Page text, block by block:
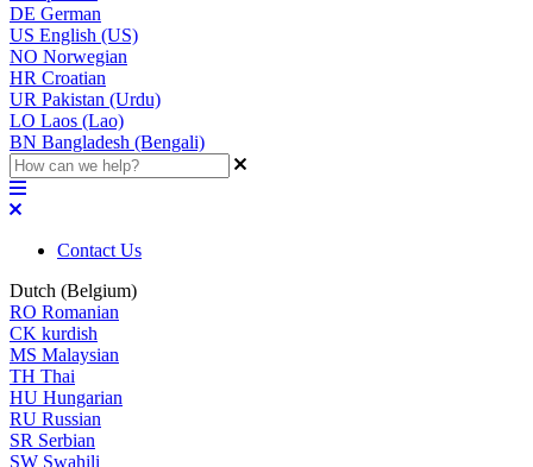
DE German
US English (US)
NO Norwegian
HR Croatian
UR Pakistan (Urdu)
LO Laos (Lao)
BN Bangladesh (Bengali)
Contact Us
Dutch (Belgium)
RO Romanian
CK kurdish
MS Malaysian
TH Thai
HU Hungarian
RU Russian
SR Serbian
SW Swahili